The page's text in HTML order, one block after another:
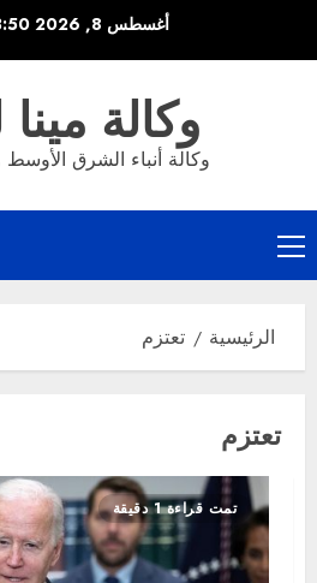
أغسطس 8, 2026 AM
وكالة مينا
وكالة أنباء الشرق
القائمة
الرئيسية
الرئيسية تعتزم
تعتزم
تمت قراءة 1 دقيقة